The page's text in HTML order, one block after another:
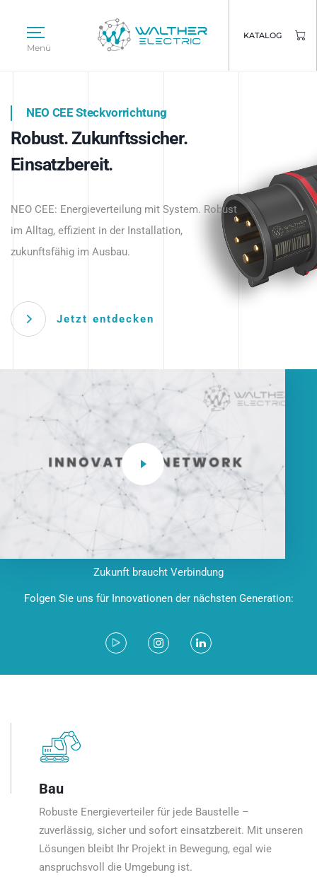
Menü
KATALOG
Intelligente Stromverteilung
beginnt hier.
NEO CEE Steckvorrichtung
Robust. Zukunftssicher.
Einsatzbereit.
NEO CEE: Energieverteilung mit System. Robust
im Alltag, effizient in der Installation,
zukunftsfähig im Ausbau.
Jetzt entdecken
Intelligenz trifft Energie.
Anwendungen – robust, IP-geschützt und
zukunftsfähig.
Zukunft braucht Verbindung
Folgen Sie uns für Innovationen der nächsten Generation:
Bau
Robuste Energieverteiler für jede Baustelle –
zuverlässig, sicher und sofort einsatzbereit. Mit unseren
Lösungen bleibt Ihr Projekt in Bewegung, egal wie
anspruchsvoll die Umgebung ist.